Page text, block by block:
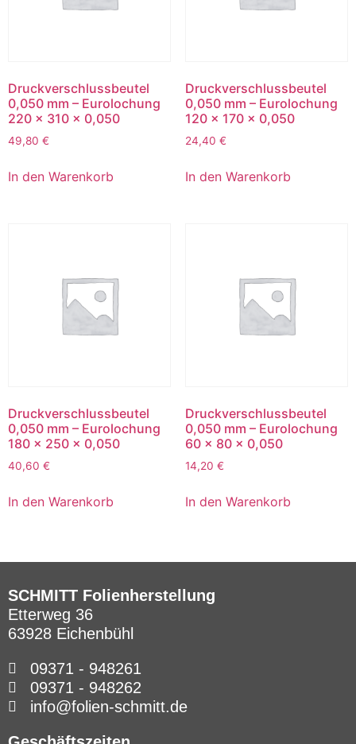
Druckverschlussbeutel
0,050 mm – Eurolochung​
220 x 310 x 0,050
49,80 €
In den Warenkorb
Druckverschlussbeutel
0,050 mm – Eurolochung​
120 x 170 x 0,050
24,40 €
In den Warenkorb
Druckverschlussbeutel
0,050 mm – Eurolochung​
180 x 250 x 0,050
40,60 €
In den Warenkorb
Druckverschlussbeutel
0,050 mm – Eurolochung​
60 x 80 x 0,050
14,20 €
In den Warenkorb
SCHMITT Folienherstellung
Etterweg 36
63928 Eichenbühl
09371 - 948261
09371 - 948262
info@folien-schmitt.de